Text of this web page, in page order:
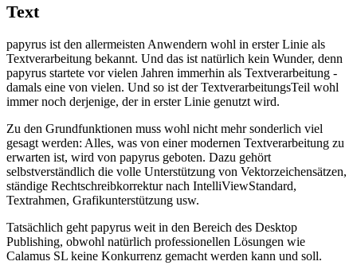
Text
papyrus ist den allermeisten Anwendern wohl in erster Linie als
Textverarbeitung bekannt. Und das ist natürlich kein Wunder, denn
papyrus startete vor vielen Jahren immerhin als Textverarbeitung -
damals eine von vielen. Und so ist der TextverarbeitungsTeil wohl
immer noch derjenige, der in erster Linie genutzt wird.
Zu den Grundfunktionen muss wohl nicht mehr sonderlich viel
gesagt werden: Alles, was von einer modernen Textverarbeitung zu
erwarten ist, wird von papyrus geboten. Dazu gehört
selbstverständlich die volle Unterstützung von Vektorzeichensätzen,
ständige Rechtschreibkorrektur nach IntelliViewStandard,
Textrahmen, Grafikunterstützung usw.
Tatsächlich geht papyrus weit in den Bereich des Desktop
Publishing, obwohl natürlich professionellen Lösungen wie
Calamus SL keine Konkurrenz gemacht werden kann und soll.